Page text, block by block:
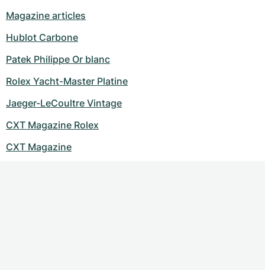
Magazine articles
Hublot Carbone
Patek Philippe Or blanc
Rolex Yacht-Master Platine
Jaeger-LeCoultre Vintage
CXT Magazine Rolex
CXT Magazine